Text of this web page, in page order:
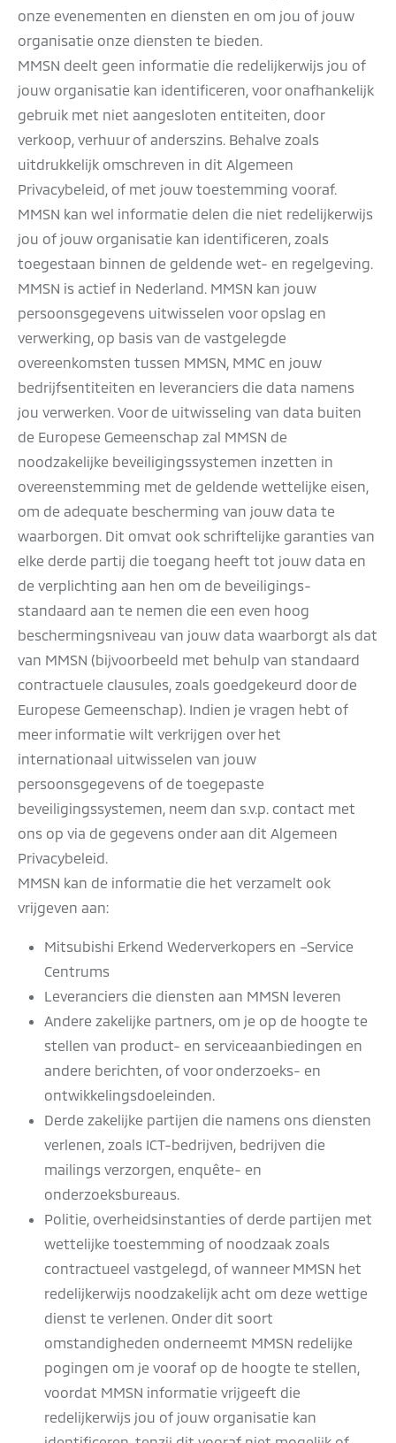
onze evenementen en diensten en om jou of jouw
organisatie onze diensten te bieden.
MMSN deelt geen informatie die redelijkerwijs jou of
jouw organisatie kan identificeren, voor onafhankelijk
gebruik met niet aangesloten entiteiten, door
verkoop, verhuur of anderszins. Behalve zoals
uitdrukkelijk omschreven in dit Algemeen
Privacybeleid, of met jouw toestemming vooraf.
MMSN kan wel informatie delen die niet redelijkerwijs
jou of jouw organisatie kan identificeren, zoals
toegestaan binnen de geldende wet- en regelgeving.
MMSN is actief in Nederland. MMSN kan jouw
persoonsgegevens uitwisselen voor opslag en
verwerking, op basis van de vastgelegde
overeenkomsten tussen MMSN, MMC en jouw
bedrijfsentiteiten en leveranciers die data namens
jou verwerken. Voor de uitwisseling van data buiten
de Europese Gemeenschap zal MMSN de
noodzakelijke beveiligingssystemen inzetten in
overeenstemming met de geldende wettelijke eisen,
om de adequate bescherming van jouw data te
waarborgen. Dit omvat ook schriftelijke garanties van
elke derde partij die toegang heeft tot jouw data en
de verplichting aan hen om de beveiligings-
standaard aan te nemen die een even hoog
beschermingsniveau van jouw data waarborgt als dat
van MMSN (bijvoorbeeld met behulp van standaard
contractuele clausules, zoals goedgekeurd door de
Europese Gemeenschap). Indien je vragen hebt of
meer informatie wilt verkrijgen over het
internationaal uitwisselen van jouw
persoonsgegevens of de toegepaste
beveiligingssystemen, neem dan s.v.p. contact met
ons op via de gegevens onder aan dit Algemeen
Privacybeleid.
MMSN kan de informatie die het verzamelt ook
vrijgeven aan:
Mitsubishi Erkend Wederverkopers en –Service
Centrums
Leveranciers die diensten aan MMSN leveren
Andere zakelijke partners, om je op de hoogte te
stellen van product- en serviceaanbiedingen en
andere berichten, of voor onderzoeks- en
ontwikkelingsdoeleinden.
Derde zakelijke partijen die namens ons diensten
verlenen, zoals ICT-bedrijven, bedrijven die
mailings verzorgen, enquête- en
onderzoeksbureaus.
Politie, overheidsinstanties of derde partijen met
wettelijke toestemming of noodzaak zoals
contractueel vastgelegd, of wanneer MMSN het
redelijkerwijs noodzakelijk acht om deze wettige
dienst te verlenen. Onder dit soort
omstandigheden onderneemt MMSN redelijke
pogingen om je vooraf op de hoogte te stellen,
voordat MMSN informatie vrijgeeft die
redelijkerwijs jou of jouw organisatie kan